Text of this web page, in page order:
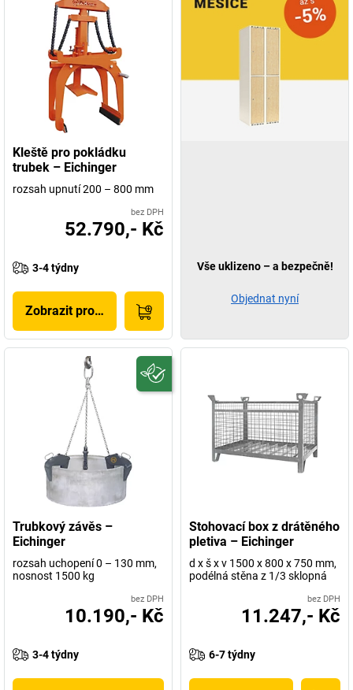
Kleště pro pokládku
trubek – Eichinger
rozsah upnutí 200 – 800 mm
bez DPH
52.790,- Kč
3-4 týdny
Zobrazit produkt
Trubkový závěs –
Eichinger
rozsah uchopení 0 – 130 mm,
nosnost 1500 kg
bez DPH
10.190,- Kč
3-4 týdny
Stohovací box z drátěného
pletiva – Eichinger
d x š x v 1500 x 800 x 750 mm,
podélná stěna z 1/3 sklopná
bez DPH
11.247,- Kč
6-7 týdny
Vše uklizeno – a bezpečně!
Objednat nyní